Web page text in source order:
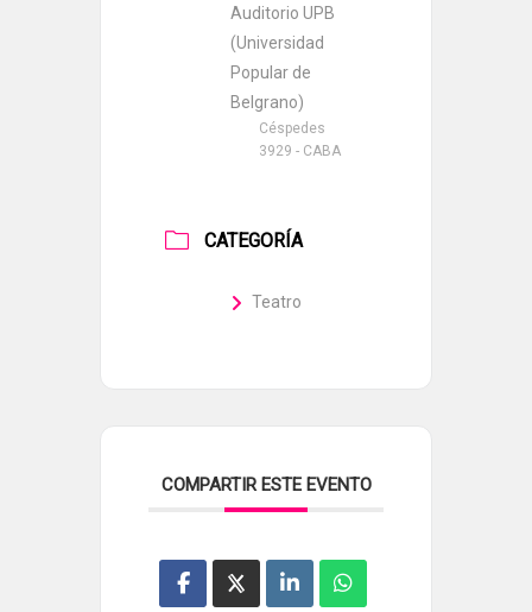
Auditorio UPB
(Universidad
Popular de
Belgrano)
Céspedes
3929 - CABA
CATEGORÍA
Teatro
COMPARTIR ESTE EVENTO